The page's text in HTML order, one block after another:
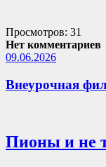
Просмотров: 31
Нет комментариев
09.06.2026
Внеурочная
Пионы и не